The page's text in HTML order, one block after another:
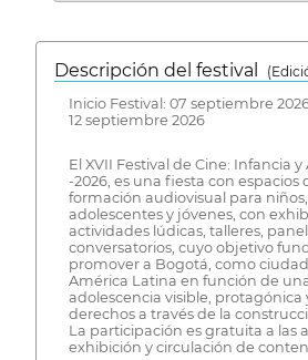
Descripción del festival
(
Inicio Festival: 07 septiembre
12 septiembre 2026
El XVII Festival de Cine: Infancia
-2026, es una fiesta con espacios
formación audiovisual para
adolescentes y jóvenes, con
actividades lúdicas, talleres,
conversatorios, cuyo objetivo
promover a Bogotá, como
América Latina en función de
adolescencia visible, protagónica
derechos a través de la
La participación es gratuita a las
exhibición y circulación de